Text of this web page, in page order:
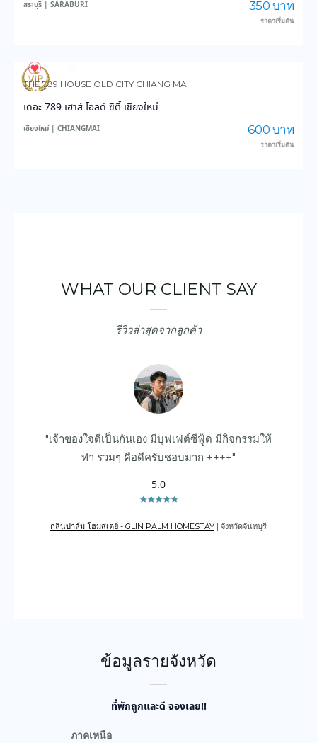
สระบุรี | SARABURI 350 บาท
ราคาเริ่มต้น
142
THE 789 HOUSE OLD CITY CHIANG MAI
เดอะ 789 เฮาส์ โอลด์ ซิตี้ เชียงใหม่
เชียงใหม่ | CHIANGMAI 600 บาท
ราคาเริ่มต้น
WHAT OUR CLIENT SAY
รีวิวล่าสุดจากลูกค้า
"เจ้าของใจดีเป็นกันเอง มีบุฟเฟต์ซีฟู้ด มีกิจกรรมให้
ทำ รวมๆ คือดีครับชอบมาก ++++"
5.0
กลิ่นปาล์ม โฮมสเตย์ - GLIN PALM HOMESTAY | จังหวัดจันทบุรี
ข้อมูลรายจังหวัด
ที่พักถูกและดี จองเลย!!
ภาคเหนือ